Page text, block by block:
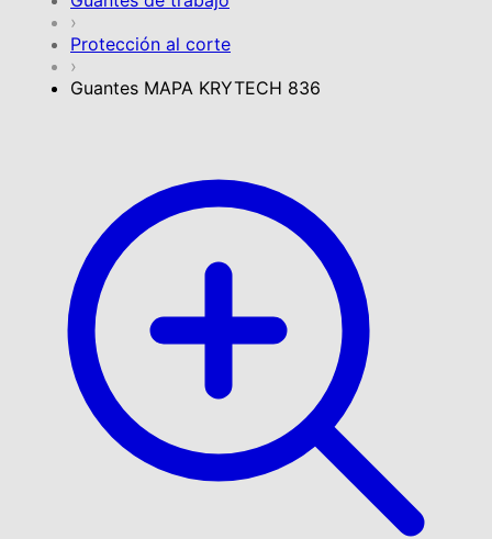
›
Protección al corte
›
Guantes MAPA KRYTECH 836